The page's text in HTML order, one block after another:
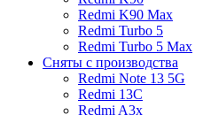
Redmi K90 Max
Redmi Turbo 5
Redmi Turbo 5 Max
Сняты с производства
Redmi Note 13 5G
Redmi 13C
Redmi A3x